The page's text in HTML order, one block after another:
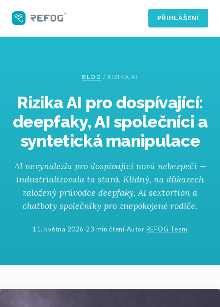
PŘIHLÁŠENÍ
BLOG / RIZIKA AI
Rizika AI pro dospívající:
deepfaky, AI společníci a
syntetická manipulace
AI nevynalezla pro dospívající nová nebezpečí —
industrializovala ta stará. Klidný, na důkazech
založený průvodce deepfaky, AI sextortion a
chatboty společníky pro znepokojené rodiče.
11. května 2026·23 min čtení·Autor REFOG Team